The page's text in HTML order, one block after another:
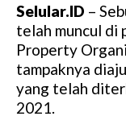
Selular.ID –
telah muncul
Property
tampaknya
yang telah
2021.